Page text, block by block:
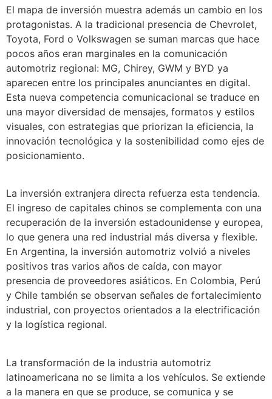
El mapa de inversión muestra además un cambio en los
protagonistas. A la tradicional presencia de Chevrolet,
Toyota, Ford o Volkswagen se suman marcas que hace
pocos años eran marginales en la comunicación
automotriz regional: MG, Chirey, GWM y BYD ya
aparecen entre los principales anunciantes en digital.
Esta nueva competencia comunicacional se traduce en
una mayor diversidad de mensajes, formatos y estilos
visuales, con estrategias que priorizan la eficiencia, la
innovación tecnológica y la sostenibilidad como ejes de
posicionamiento.
La inversión extranjera directa refuerza esta tendencia.
El ingreso de capitales chinos se complementa con una
recuperación de la inversión estadounidense y europea,
lo que genera una red industrial más diversa y flexible.
En Argentina, la inversión automotriz volvió a niveles
positivos tras varios años de caída, con mayor
presencia de proveedores asiáticos. En Colombia, Perú
y Chile también se observan señales de fortalecimiento
industrial, con proyectos orientados a la electrificación
y la logística regional.
La transformación de la industria automotriz
latinoamericana no se limita a los vehículos. Se extiende
a la manera en que se produce, se comunica y se